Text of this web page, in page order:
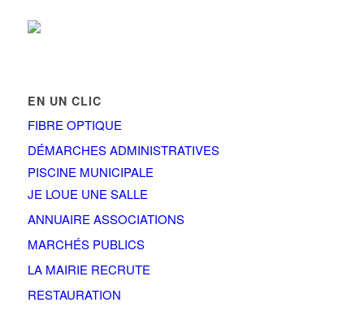
EN UN CLIC
FIBRE OPTIQUE
DÉMARCHES ADMINISTRATIVES
PISCINE MUNICIPALE
JE LOUE UNE SALLE
ANNUAIRE ASSOCIATIONS
MARCHÉS PUBLICS
LA MAIRIE RECRUTE
RESTAURATION